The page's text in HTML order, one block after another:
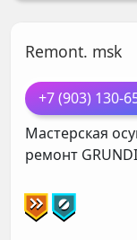
Remont. msk
+7 (903) 130-
Мастерская
ремонт